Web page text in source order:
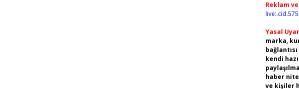
Reklam
Yasal
marka,
kendi
haber
ve kişiler